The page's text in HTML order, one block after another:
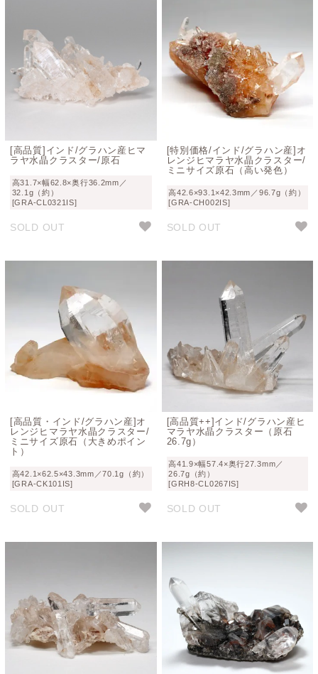
[高品質]インド/グラハン産ヒマ
ラヤ水晶クラスター/原石
高31.7×幅62.8×奥行36.2mm／
32.1g（約）
[GRA-CL0321IS]
SOLD OUT
[特別価格/インド/グラハン産]オ
レンジヒマラヤ水晶クラスター/
ミニサイズ原石（高い発色）
高42.6×93.1×42.3mm／96.7g（約）
[GRA-CH002IS]
SOLD OUT
[高品質・インド/グラハン産]オ
レンジヒマラヤ水晶クラスター/
ミニサイズ原石（大きめポイン
ト）
高42.1×62.5×43.3mm／70.1g（約）
[GRA-CK101IS]
SOLD OUT
[高品質++]インド/グラハン産ヒ
マラヤ水晶クラスター（原石
26.7g）
高41.9×幅57.4×奥行27.3mm／
26.7g（約）
[GRH8-CL0267IS]
SOLD OUT